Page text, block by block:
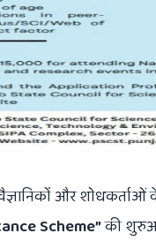
और
Scheme”की